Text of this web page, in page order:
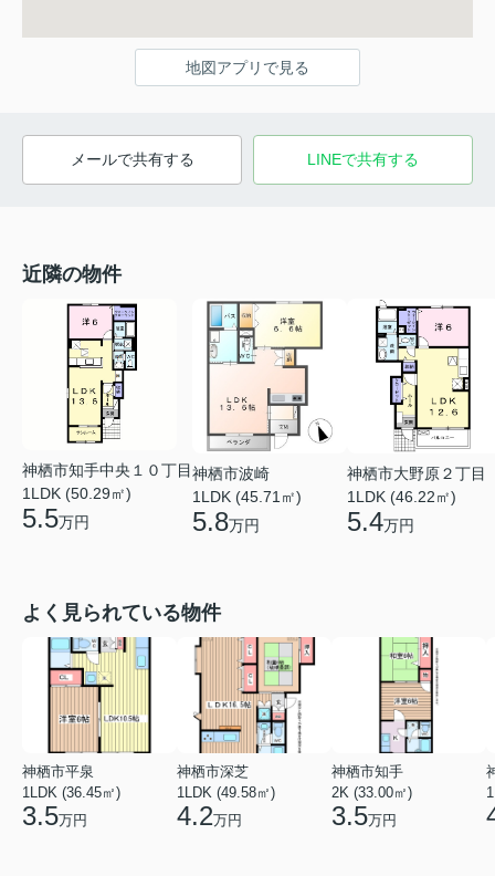
地図アプリで見る
メールで共有する LINEで共有する
近隣の物件
神栖市知手中央１０丁目
1LDK (50.29㎡)
5.5万円
神栖市波崎
1LDK (45.71㎡)
5.8万円
神栖市大野原２丁目
1LDK (46.22㎡)
5.4万円
よく見られている物件
神栖市平泉
1LDK (36.45㎡)
3.5万円
神栖市深芝
1LDK (49.58㎡)
4.2万円
神栖市知手
2K (33.00㎡)
3.5万円